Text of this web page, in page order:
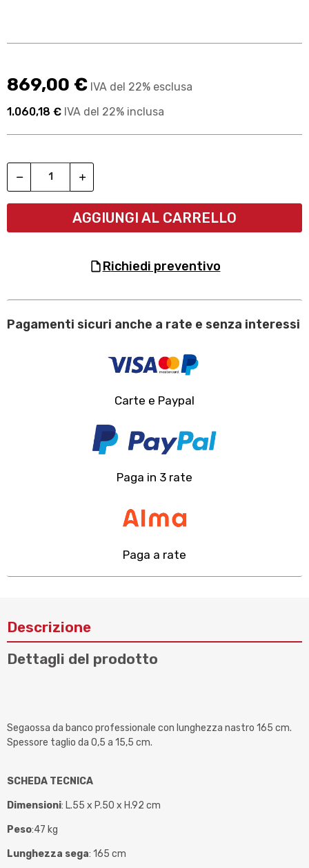
869,00 € IVA del 22% esclusa
1.060,18 € IVA del 22% inclusa
AGGIUNGI AL CARRELLO
richiedi preventivo
Pagamenti sicuri anche a rate e senza interessi
Carte e Paypal
Paga in 3 rate
Paga a rate
Descrizione
Dettagli del prodotto
Segaossa da banco professionale con lunghezza nastro 165 cm.
Spessore taglio da 0,5 a 15,5 cm.
SCHEDA TECNICA
Dimensioni: L.55 x P.50 x H.92 cm
Peso:47 kg
Lunghezza sega: 165 cm